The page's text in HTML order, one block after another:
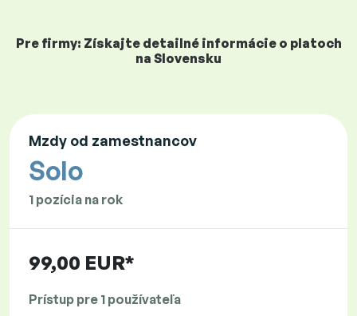
Pre firmy: Získajte detailné informácie o platoch
na Slovensku
Mzdy od zamestnancov
Solo
1 pozícia na rok
99,00 EUR*
Prístup pre 1 používateľa